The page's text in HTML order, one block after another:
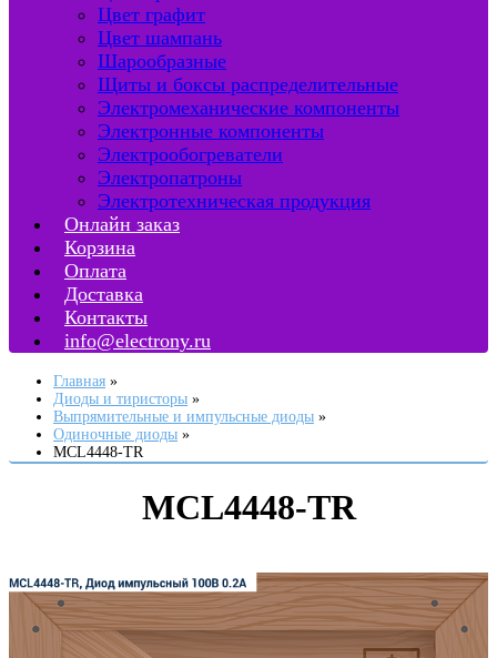
Цвет графит
Цвет шампань
Шарообразные
Щиты и боксы распределительные
Электромеханические компоненты
Электронные компоненты
Электрообогреватели
Электропатроны
Электротехническая продукция
Онлайн заказ
Корзина
Оплата
Доставка
Контакты
info@electrony.ru
Главная
Диоды и тиристоры
Выпрямительные и импульсные диоды
Одиночные диоды
MCL4448-TR
MCL4448-TR